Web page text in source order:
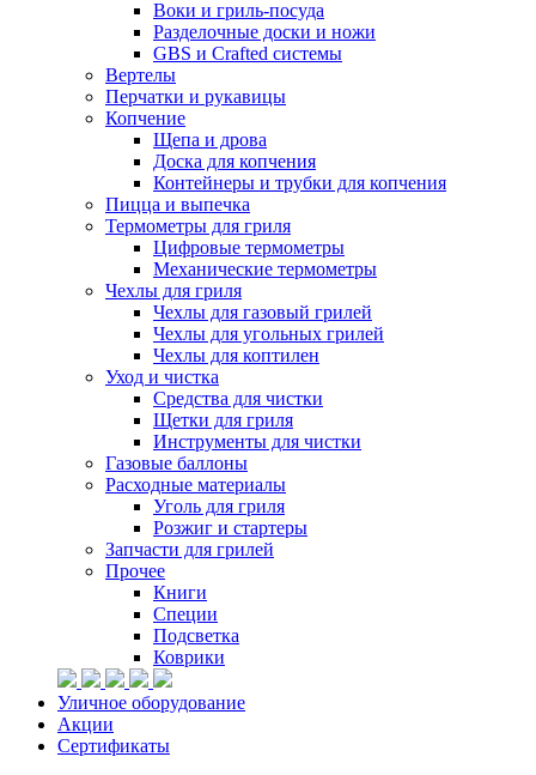
Воки и гриль-посуда
Разделочные доски и ножи
GBS и Crafted системы
Вертелы
Перчатки и рукавицы
Копчение
Щепа и дрова
Доска для копчения
Контейнеры и трубки для копчения
Пицца и выпечка
Термометры для гриля
Цифровые термометры
Механические термометры
Чехлы для гриля
Чехлы для газовый грилей
Чехлы для угольных грилей
Чехлы для коптилен
Уход и чистка
Средства для чистки
Щетки для гриля
Инструменты для чистки
Газовые баллоны
Расходные материалы
Уголь для гриля
Розжиг и стартеры
Запчасти для грилей
Прочее
Книги
Специи
Подсветка
Коврики
Уличное оборудование
Акции
Сертификаты